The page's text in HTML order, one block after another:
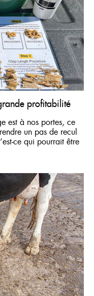
profitabilité
est à nos portes, ce
un pas de recul
ce qui pourrait être